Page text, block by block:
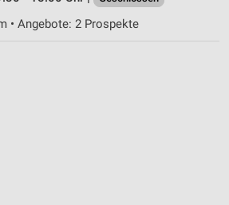
• Angebote: 2 Prospekte